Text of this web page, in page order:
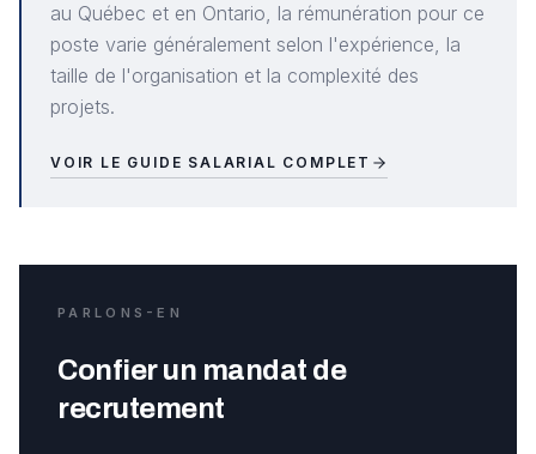
au Québec et en Ontario, la rémunération pour ce
poste varie généralement selon l'expérience, la
taille de l'organisation et la complexité des
projets.
VOIR LE GUIDE SALARIAL COMPLET
PARLONS-EN
Confier un mandat de
recrutement